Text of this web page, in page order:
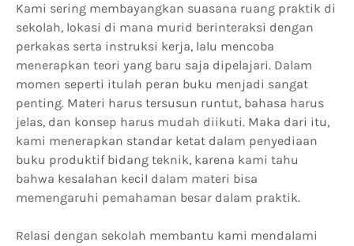
Kami sering membayangkan suasana ruang praktik di
sekolah, lokasi di mana murid berinteraksi dengan
perkakas serta instruksi kerja, lalu mencoba
menerapkan teori yang baru saja dipelajari. Dalam
momen seperti itulah peran buku menjadi sangat
penting. Materi harus tersusun runtut, bahasa harus
jelas, dan konsep harus mudah diikuti. Maka dari itu,
kami menerapkan standar ketat dalam penyediaan
buku produktif bidang teknik, karena kami tahu
bahwa kesalahan kecil dalam materi bisa
memengaruhi pemahaman besar dalam praktik.
Relasi dengan sekolah membantu kami mendalami